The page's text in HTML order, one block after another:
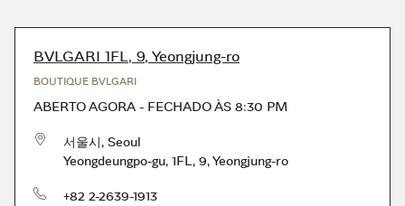
BVLGARI 1FL, 9, Yeongjung-ro
BOUTIQUE BVLGARI
ABERTO AGORA - FECHADO ÀS 8:30 PM
서울시, Seoul
Yeongdeungpo-gu, 1FL, 9, Yeongjung-ro
telefone+82 2-2639-1913